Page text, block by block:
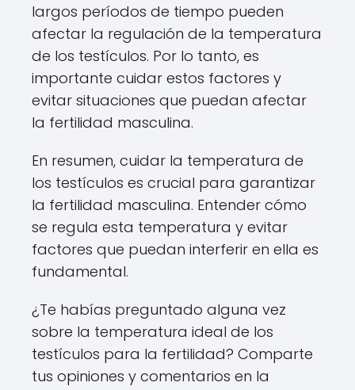
largos períodos de tiempo pueden
afectar la regulación de la temperatura
de los testículos. Por lo tanto, es
importante cuidar estos factores y
evitar situaciones que puedan afectar
la fertilidad masculina.
En resumen, cuidar la temperatura de
los testículos es crucial para garantizar
la fertilidad masculina. Entender cómo
se regula esta temperatura y evitar
factores que puedan interferir en ella es
fundamental.
¿Te habías preguntado alguna vez
sobre la temperatura ideal de los
testículos para la fertilidad? Comparte
tus opiniones y comentarios en la